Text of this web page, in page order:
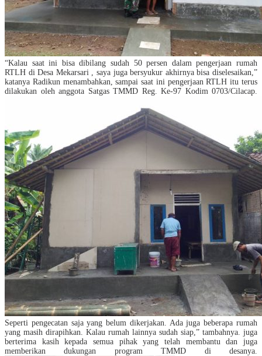
“Kalau saat ini bisa dibilang sudah 50 persen dalam pengerjaan rumah
RTLH di Desa Mekarsari , saya juga bersyukur akhirnya bisa diselesaikan,”
katanya Radikun menambahkan, sampai saat ini pengerjaan RTLH itu terus
dilakukan oleh anggota Satgas TMMD Reg. Ke-97 Kodim 0703/Cilacap.
Seperti pengecatan saja yang belum dikerjakan. Ada juga beberapa rumah
yang masih dirapihkan. Kalau rumah lainnya sudah siap,” tambahnya. juga
berterima kasih kepada semua pihak yang telah membantu dan juga
memberikan dukungan program TMMD di desanya.